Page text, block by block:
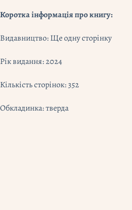
Коротка інформація про книгу:
Видавництво:Ще одну сторінку
Рік видання: 2024
Кількість сторінок: 352
Обкладинка: тверда